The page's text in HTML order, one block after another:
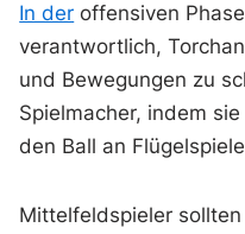
In der offensiven
verantwortlich,
und Bewegungen zu
Spielmacher, indem
den Ball an
Mittelfeldspieler